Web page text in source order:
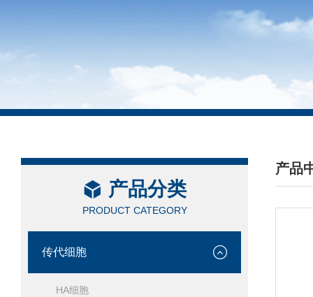
产品分类
PRODUCT CATEGORY
传代细胞
HA细胞
产品
/